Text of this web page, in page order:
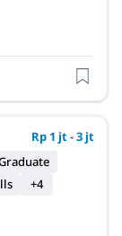
Rp 1 jt - 3 jt
+4